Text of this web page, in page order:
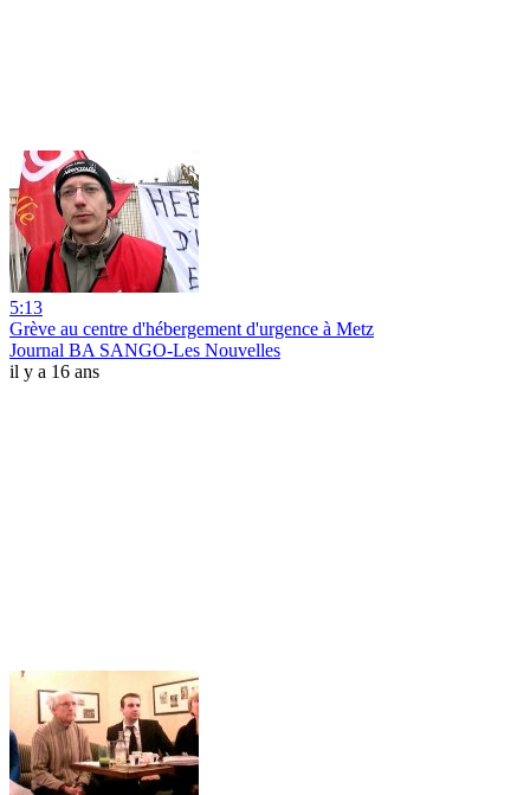
5:13
Grève au centre d'hébergement d'urgence à Metz
Journal BA SANGO-Les Nouvelles
il y a 16 ans